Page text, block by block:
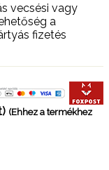
vecsési vagy
a
fizetés
(Ehhez a termékhez